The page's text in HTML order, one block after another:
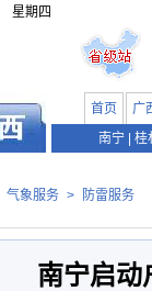
星期四
首页 广
南宁
桂
气象服务 > 防雷服务
南宁启动